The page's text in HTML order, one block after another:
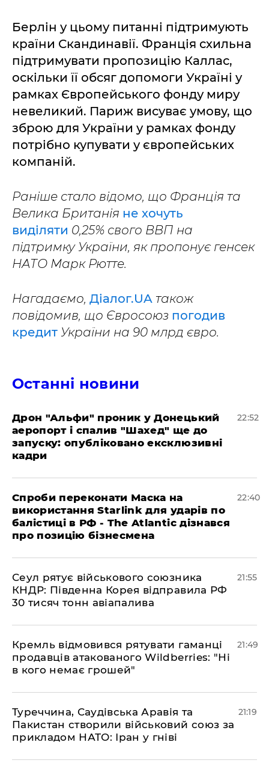
Берлін у цьому питанні підтримують
країни Скандинавії. Франція схильна
підтримувати пропозицію Каллас,
оскільки її обсяг допомоги Україні у
рамках Європейського фонду миру
невеликий. Париж висуває умову, що
зброю для України у рамках фонду
потрібно купувати у європейських
компаній.
Раніше стало відомо, що Франція та
Велика Британія не хочуть
виділяти 0,25% свого ВВП на
підтримку України, як пропонує генсек
НАТО Марк Рютте.
Нагадаємо, Діалог.UA також
повідомив, що Євросоюз погодив
кредит України на 90 млрд євро.
Останні новини
​Дрон "Альфи" проник у Донецький
аеропорт і спалив "Шахед" ще до
запуску: опубліковано ексклюзивні
кадри
22:52
​Спроби переконати Маска на
використання Starlink для ударів по
балістиці в РФ - The Atlantic дізнався
про позицію бізнесмена
22:40
​Сеул рятує військового союзника
КНДР: Південна Корея відправила РФ
30 тисяч тонн авіапалива
21:55
​Кремль відмовився рятувати гаманці
продавців атакованого Wildberries: "Ні
в кого немає грошей"
21:49
​Туреччина, Саудівська Аравія та
Пакистан створили військовий союз за
прикладом НАТО: Іран у гніві
21:19